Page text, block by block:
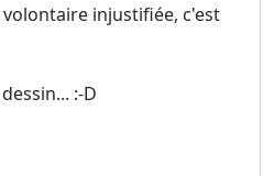
injustifiée, c'est
:-D